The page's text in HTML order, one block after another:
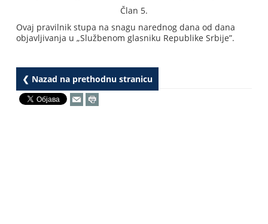
Član 5.
Ovaj pravilnik stupa na snagu narednog dana od dana
objavljivanja u „Službenom glasniku Republike Srbije”.
❮ Nazad na prethodnu stranicu